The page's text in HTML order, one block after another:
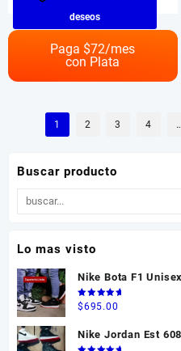
tiene
múltiples
variantes.
Las
pueden
deseos
Paga $72/mes
con Plata
1 2 3 4 …
Buscar producto
Lo mas visto
Nike Bota F1 Unisex
Valorado
en 5.00
$695.00
Nike Jordan Est